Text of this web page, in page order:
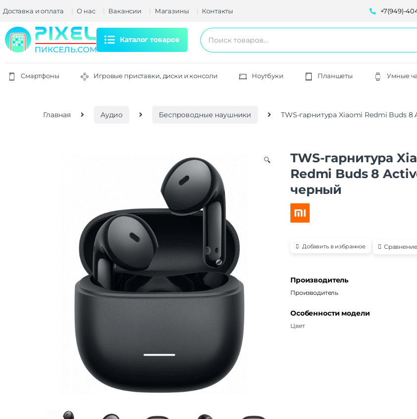
Доставка и оплата О нас Вакансии Магазины Контакты +7(949)-
Каталог товаров
Смартфоны Игровые приставки, диски и консоли Ноутбуки Планшеты Умные
Главная Аудио Беспроводные наушники TWS-гарнитура Xiaomi Redmi Buds 8
🔍
TWS-гарнитура
Redmi Buds 8
черный
Добавить в избранное Сравнение
Производитель
Производитель
Особенности модели
Цвет